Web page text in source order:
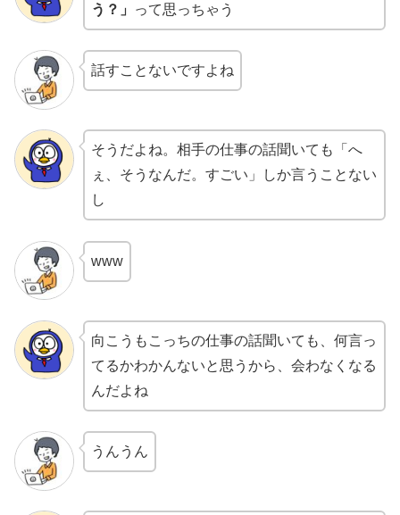
う？」
って思っちゃう
話すことないですよね
そうだよね。相手の仕事の話聞いても「へ
ぇ、そうなんだ。すごい」しか言うことない
し
www
向こうもこっちの仕事の話聞いても、何言っ
てるかわかんないと思うから、会わなくなる
んだよね
うんうん